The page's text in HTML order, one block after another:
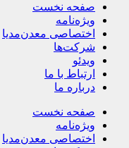
صفحه نخست
ویژه‌نامه
اختصاصی معدن‌مدیا
شرکت‌ها
ویدئو
ارتباط با ما
درباره ما
صفحه نخست
ویژه‌نامه
اختصاصی معدن‌مدیا